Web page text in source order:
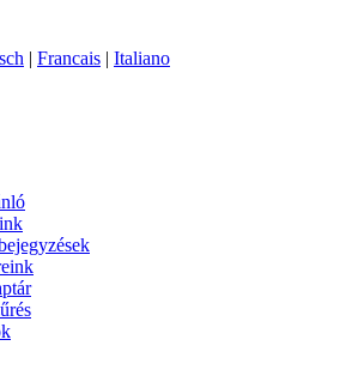
| Francais | Italiano